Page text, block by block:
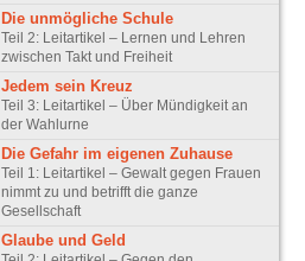
Die unmögliche Schule
Teil 2: Leitartikel – Lernen und Lehren
zwischen Takt und Freiheit
Jedem sein Kreuz
Teil 3: Leitartikel – Über Mündigkeit an
der Wahlurne
Die Gefahr im eigenen Zuhause
Teil 1: Leitartikel – Gewalt gegen Frauen
nimmt zu und betrifft die ganze
Gesellschaft
Glaube und Geld